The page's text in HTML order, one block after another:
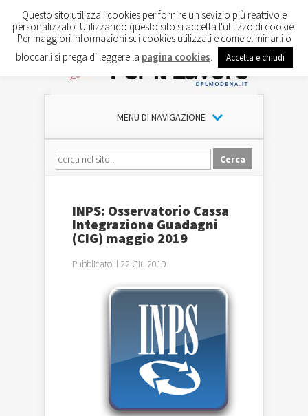
MENU DI NAVIGAZIONE
INPS: Osservatorio Cassa
Integrazione Guadagni
(CIG) maggio 2019
Pubblicato il 22 Giu 2019
Questo sito utilizza i cookies per fornire un sevizio più reattivo e
personalizzato. Utilizzando questo sito si accetta l'utilizzo di cookie.
Per maggiori informazioni sui cookies utilizzati e come eliminarli o
bloccarli si prega di leggere la pagina cookies Accetta e chiudi